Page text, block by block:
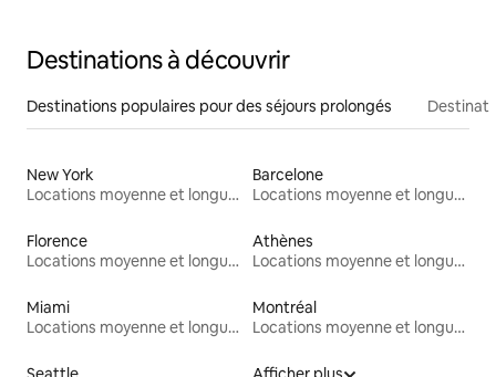
Destinations à découvrir
Destinations populaires pour des séjours prolongés
New York
Locations moyenne et longue durée
Barcelone
Locations moyenne et longue durée
Florence
Locations moyenne et longue durée
Athènes
Locations moyenne et longue durée
Miami
Locations moyenne et longue durée
Montréal
Locations moyenne et longue durée